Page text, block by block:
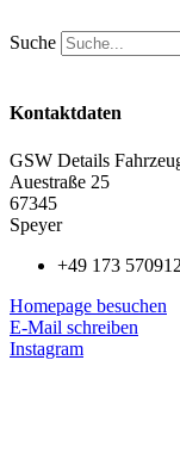
Inhalt
springen
Suche
Kontaktdaten
GSW Details
Auestraße 25
67345
Speyer
+49 173
Homepage besuchen
E-Mail schreiben
Instagram